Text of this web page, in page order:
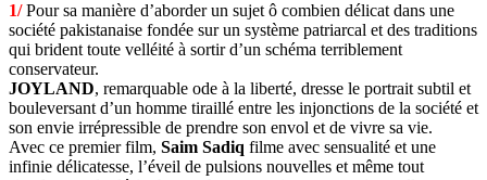
1/Pour sa manière d’aborder un sujet ô combien délicat dans une
société pakistanaise fondée sur un système patriarcal et des traditions
qui brident toute velléité à sortir d’un schéma terriblement
conservateur.
JOYLAND, remarquable ode à la liberté, dresse le portrait subtil et
bouleversant d’un homme tiraillé entre les injonctions de la société et
son envie irrépressible de prendre son envol et de vivre sa vie.
Avec ce premier film, Saim Sadiq filme avec sensualité et une
infinie délicatesse, l’éveil de pulsions nouvelles et même tout